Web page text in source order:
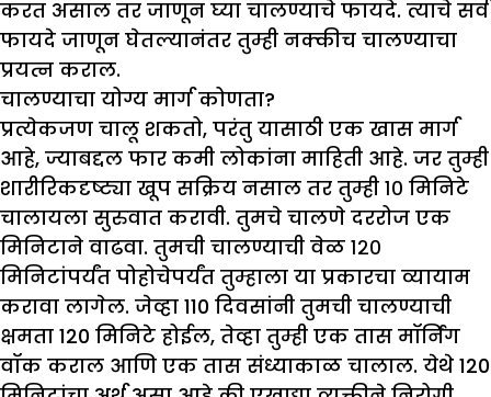
करत असाल तर जाणून घ्या चालण्याचे फायदे. त्याचे सर्व
फायदे जाणून घेतल्यानंतर तुम्ही नक्कीच चालण्याचा
प्रयत्न कराल.
चालण्याचा योग्य मार्ग कोणता?
प्रत्येकजण चालू शकतो, परंतु यासाठी एक खास मार्ग
आहे, ज्याबद्दल फार कमी लोकांना माहिती आहे. जर तुम्ही
शारीरिकदृष्ट्या खूप सक्रिय नसाल तर तुम्ही १० मिनिटे
चालायला सुरुवात करावी. तुमचे चालणे दररोज एक
मिनिटाने वाढवा. तुमची चालण्याची वेळ १२०
मिनिटांपर्यंत पोहोचेपर्यंत तुम्हाला या प्रकारचा व्यायाम
करावा लागेल. जेव्हा 110 दिवसांनी तुमची चालण्याची
क्षमता 120 मिनिटे होईल, तेव्हा तुम्ही एक तास मॉर्निंग
वॉक कराल आणि एक तास संध्याकाळ चालाल. येथे 120